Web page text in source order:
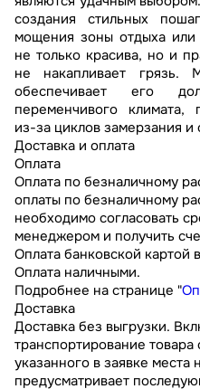
создания стильных
мощения зоны отдыха или
не только красива, но и
не накапливает грязь.
обеспечивает его
переменчивого климата,
из-за циклов замерзания и
Доставка и оплата
Оплата
Оплата по безналичному
оплаты по безналичному
необходимо согласовать
менеджером и получить
Оплата банковской
Оплата наличными.
Подробнее на странице "
Доставка
Доставка без выгрузки.
транспортирование
указанного в заявке места
предусматривает